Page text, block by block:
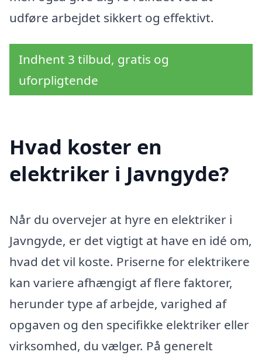
udføre arbejdet sikkert og effektivt.
Indhent 3 tilbud, gratis og
uforpligtende
Hvad koster en
elektriker i Javngyde?
Når du overvejer at hyre en elektriker i
Javngyde, er det vigtigt at have en idé om,
hvad det vil koste. Priserne for elektrikere
kan variere afhængigt af flere faktorer,
herunder type af arbejde, varighed af
opgaven og den specifikke elektriker eller
virksomhed, du vælger. På generelt